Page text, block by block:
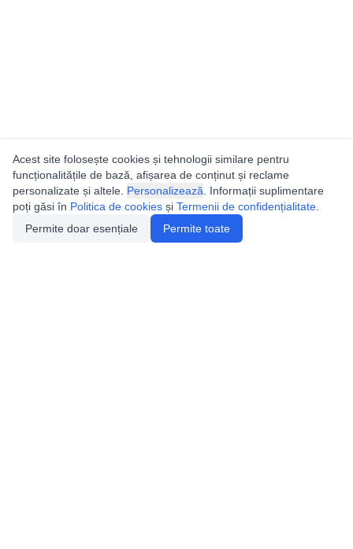
Acest site folosește cookies și tehnologii similare pentru
funcționalitățile de bază, afișarea de conținut și reclame
personalizate și altele. Personalizează . Informații suplimentare
poți găsi în Politica de cookies și Termenii de confidențialitate
Permite doar esențiale
Permite toate